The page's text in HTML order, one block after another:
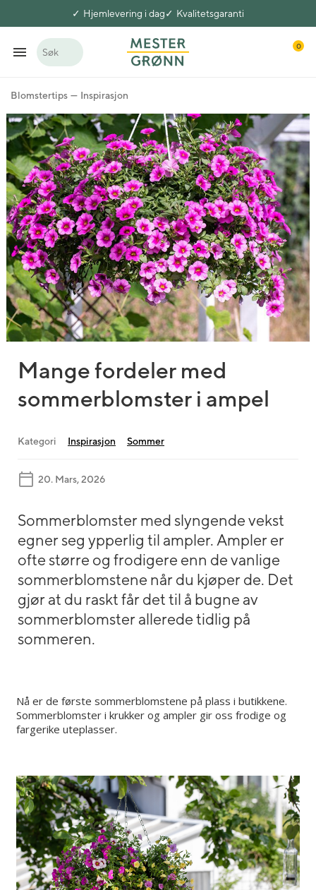
Hjemlevering i dag Kvalitetsgaranti
Søk
0
Blomstertips Inspirasjon
Mange fordeler med
sommerblomster i ampel
20. Mars, 2026
Kategori Inspirasjon Sommer
Sommerblomster med slyngende vekst
egner seg ypperlig til ampler. Ampler er
ofte større og frodigere enn de vanlige
sommerblomstene når du kjøper de. Det
gjør at du raskt får det til å bugne av
sommerblomster allerede tidlig på
sommeren.
Nå er de første sommerblomstene på plass i butikkene.
Sommerblomster i krukker og ampler gir oss frodige og
fargerike uteplasser.